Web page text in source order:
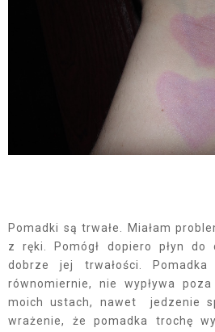
Pomadki są trwałe. Miałam
z ręki. Pomógł dopiero płyn
dobrze jej trwałości.
równomiernie, nie wypływa
moich ustach, nawet jedzenie
wrażenie, że pomadka trochę